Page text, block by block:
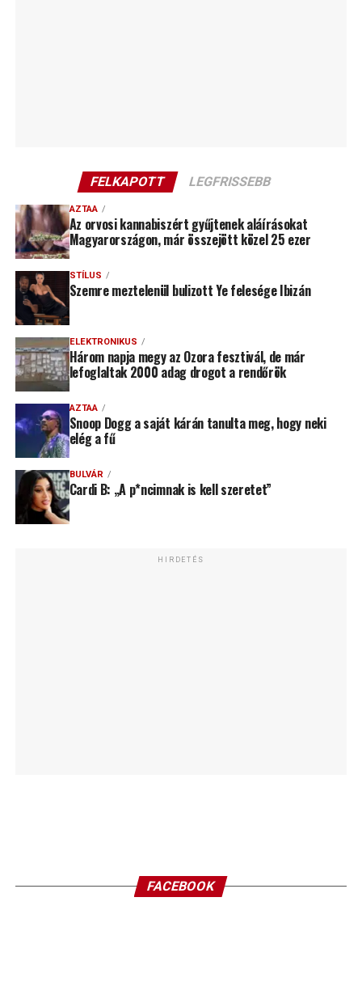
FELKAPOTT LEGFRISSEBB
AZTAA
Az orvosi kannabiszért gyűjtenek aláírásokat
Magyarországon, már összejött közel 25 ezer
STÍLUS
Szemre meztelenül bulizott Ye felesége Ibizán
ELEKTRONIKUS
Három napja megy az Ozora fesztivál, de már
lefoglaltak 2000 adag drogot a rendőrök
AZTAA
Snoop Dogg a saját kárán tanulta meg, hogy neki
elég a fű
BULVÁR
Cardi B: „A p*ncimnak is kell szeretet”
HIRDETÉS
FACEBOOK